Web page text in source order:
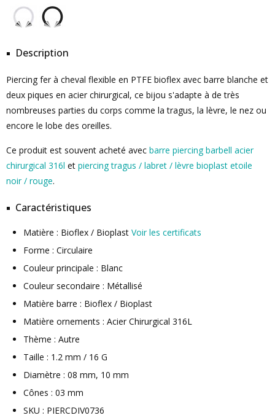
Description
Piercing fer à cheval flexible en PTFE bioflex avec barre blanche et
deux piques en acier chirurgical, ce bijou s'adapte à de très
nombreuses parties du corps comme la tragus, la lèvre, le nez ou
encore le lobe des oreilles.
Ce produit est souvent acheté avec barre piercing barbell acier
chirurgical 316l et piercing tragus / labret / lèvre bioplast etoile
noir / rouge.
Caractéristiques
Matière : Bioflex / Bioplast Voir les certificats
Forme : Circulaire
Couleur principale : Blanc
Couleur secondaire : Métallisé
Matière barre : Bioflex / Bioplast
Matière ornements : Acier Chirurgical 316L
Thème : Autre
Taille : 1.2 mm / 16 G
Diamètre : 08 mm, 10 mm
Cônes : 03 mm
SKU : PIERCDIV0736